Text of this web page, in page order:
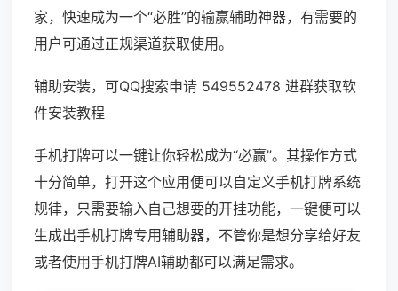
家，快速成为一个“必胜”的输赢辅助神器，有需要的
用户可通过正规渠道获取使用。
辅助安装，可QQ搜索申请 549552478 进群获取软
件安装教程
手机打牌可以一键让你轻松成为“必赢”。其操作方式
十分简单，打开这个应用便可以自定义手机打牌系统
规律，只需要输入自己想要的开挂功能，一键便可以
生成出手机打牌专用辅助器，不管你是想分享给好友
或者使用手机打牌AI辅助都可以满足需求。